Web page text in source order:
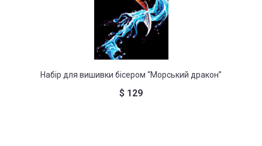
Набір для вишивки бісером “Морський дракон”
$ 129